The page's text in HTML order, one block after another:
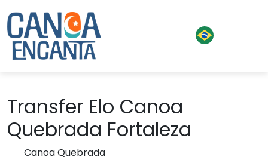
Transfer Elo Canoa
Quebrada Fortaleza
Canoa Quebrada